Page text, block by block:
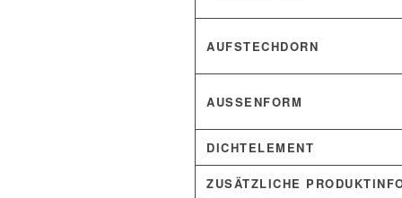
AUFSTECHDORN
AUSSENFORM
DICHTELEMENT
ZUSÄTZLICHE